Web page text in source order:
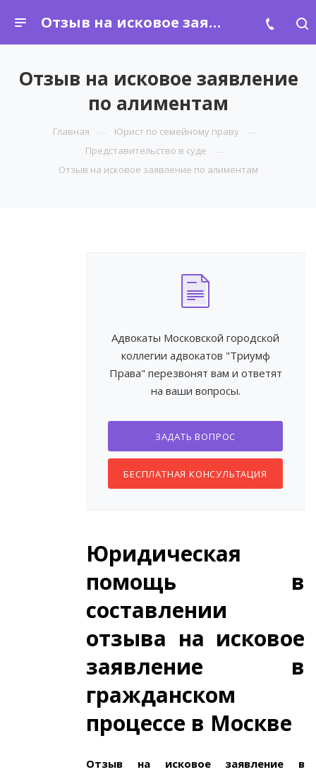
Отзыв на исковое заявление по алиментам
Отзыв на исковое заявление
по алиментам
Главная
Юрист по семейному праву
Представительство в суде
Отзыв на исковое заявление по алиментам
Адвокаты Московской городской
коллегии адвокатов "Триумф
Права" перезвонят вам и ответят
на ваши вопросы.
ЗАДАТЬ ВОПРОС
БЕСПЛАТНАЯ КОНСУЛЬТАЦИЯ
Юридическая
помощь в
составлении
отзыва на исковое
заявление в
гражданском
процессе в Москве
Отзыв на исковое заявление в